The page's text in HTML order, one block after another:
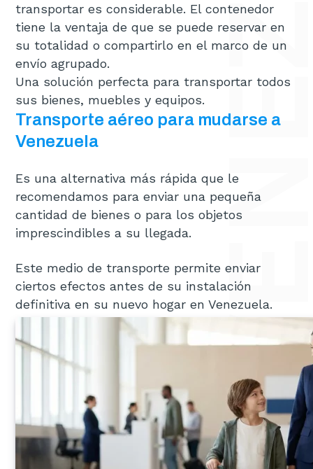
transportar es considerable. El contenedor
tiene la ventaja de que se puede reservar en
su totalidad o compartirlo en el marco de un
envío agrupado.
Una solución perfecta para transportar todos
sus bienes, muebles y equipos.
Transporte aéreo para mudarse a
Venezuela
Es una alternativa más rápida que le
recomendamos para enviar una pequeña
cantidad de bienes o para los objetos
imprescindibles a su llegada.
Este medio de transporte permite enviar
ciertos efectos antes de su instalación
definitiva en su nuevo hogar en Venezuela.